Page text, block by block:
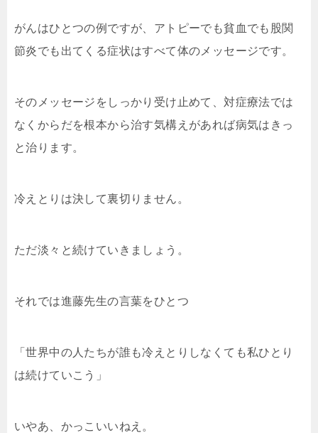
がんはひとつの例ですが、アトピーでも貧血でも股関
節炎でも出てくる症状はすべて体のメッセージです。
そのメッセージをしっかり受け止めて、対症療法では
なくからだを根本から治す気構えがあれば病気はきっ
と治ります。
冷えとりは決して裏切りません。
ただ淡々と続けていきましょう。
それでは進藤先生の言葉をひとつ
「世界中の人たちが誰も冷えとりしなくても私ひとり
は続けていこう」
いやあ、かっこいいねえ。